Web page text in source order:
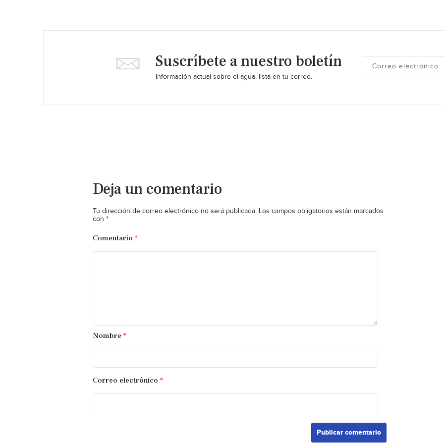
Suscríbete a nuestro boletín
Información actual sobre el agua, lista en tu correo.
Deja un comentario
Tu dirección de correo electrónico no será publicada. Los campos obligatorios están marcados
con *
Comentario *
Nombre *
Correo electrónico *